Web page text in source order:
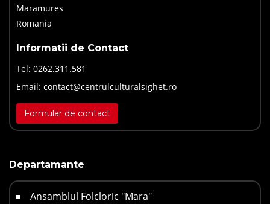
Maramures
Romania
Informatii de Contact
Tel: 0262.311.581
Email: contact@centrulculturalsighet.ro
Formular de contact
Departamante
Ansamblul Folcloric "Mara"